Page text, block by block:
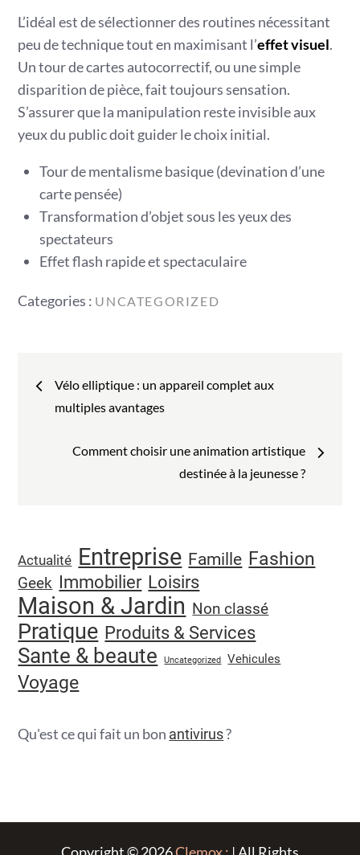
L’idéal est de sélectionner des routines nécessitant
peu de technique tout en maximisant l’effet visuel.
Un tour de cartes autocorrectif, ou une simple
disparition de pièce, fait toujours sensation.
S’assurer que la manipulation reste invisible aux
yeux du public doit guider le choix initial.
Tour de mentalisme basique (devination d’une
carte pensée)
Transformation d’objet sous les yeux des
spectateurs
Effet flash rapide et spectaculaire
Categories
Categories : UNCATEGORIZED
Navigation
l’article
Vélo elliptique : un appareil complet aux
multiples avantages
Comment choisir une animation artistique
destinée à la jeunesse ?
Actualité Entreprise Famille Fashion
Geek Immobilier Loisirs
Maison & Jardin Non classé
Pratique Produits & Services
Sante & beaute Uncategorized Vehicules
Voyage
Qu'est ce qui fait un bon antivirus?